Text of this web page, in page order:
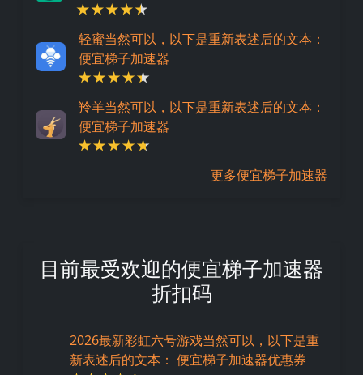
轻蜜当然可以，以下是重新表述后的文本：
便宜梯子加速器
羚羊当然可以，以下是重新表述后的文本：
便宜梯子加速器
更多便宜梯子加速器
目前最受欢迎的便宜梯子加速器
折扣码
2026最新彩虹六号游戏当然可以，以下是重
新表述后的文本： 便宜梯子加速器优惠券